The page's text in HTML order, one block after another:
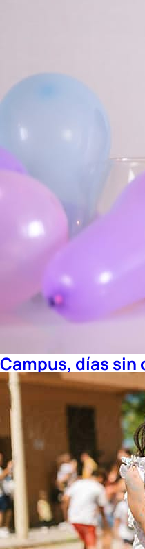
Campus, días sin